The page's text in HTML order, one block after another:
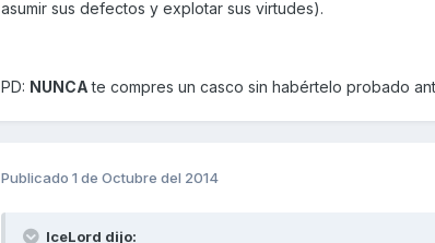
asumir sus defectos y explotar sus virtudes).
PD: NUNCAte compres un casco sin habértelo probado
Publicado 1 de Octubre del 2014
IceLord dijo: